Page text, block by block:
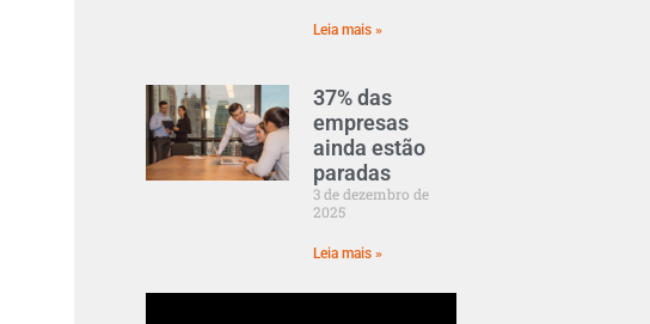
Leia mais »
37% das
empresas
ainda estão
paradas
3 de dezembro de
2025
Leia mais »